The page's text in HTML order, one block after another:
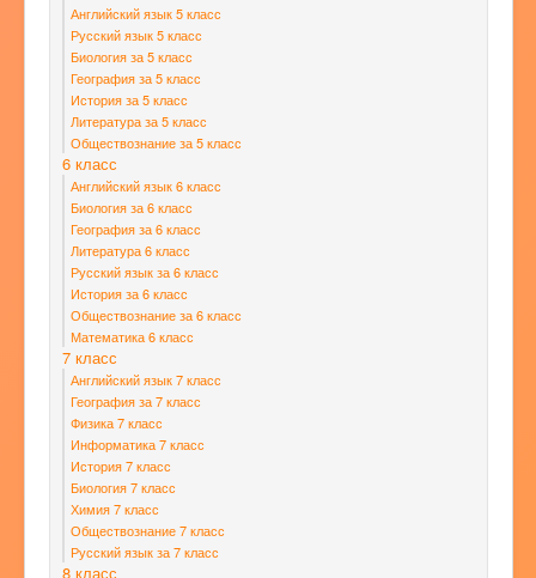
Английский язык 5 класс
Русский язык 5 класс
Биология за 5 класс
География за 5 класс
История за 5 класс
Литература за 5 класс
Обществознание за 5 класс
6 класс
Английский язык 6 класс
Биология за 6 класс
География за 6 класс
Литература 6 класс
Русский язык за 6 класс
История за 6 класс
Обществознание за 6 класс
Математика 6 класс
7 класс
Английский язык 7 класс
География за 7 класс
Физика 7 класс
Информатика 7 класс
История 7 класс
Биология 7 класс
Химия 7 класс
Обществознание 7 класс
Русский язык за 7 класс
8 класс